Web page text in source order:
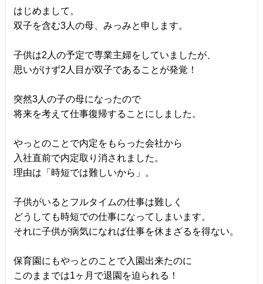
はじめまして。
双子を含む3人の母、みっみと申します。
子供は2人の予定で専業主婦をしていましたが、
思いがけず2人目が双子であることが発覚！
突然3人の子の母になったので
将来を考えて仕事復帰することにしました。
やっとのことで内定をもらった会社から
入社直前で内定取り消されました。
理由は「時短では難しいから」。
子供がいるとフルタイムの仕事は難しく
どうしても時短での仕事になってしまいます。
それに子供が病気になれば仕事を休まざるを得ない。
保育園にもやっとのことで入園出来たのに
このままでは1ヶ月で退園を迫られる！